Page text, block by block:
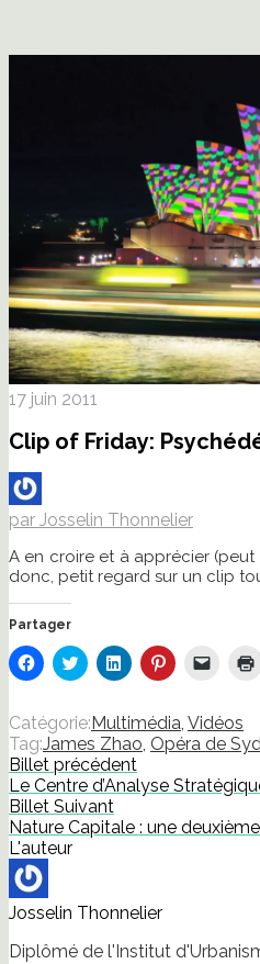
17 juin 2011
Clip of Friday:
par Josselin Thonnelier
A en croire et à apprécier
donc, petit regard sur un clip
Partager
Cliquez
pour
Facebook(ouvre
dans
une
nouvelle
fenêtre)
Cliquez
pour
Twitter(ouvre
dans
une
nouvelle
fenêtre)
Cliquez
pour
LinkedIn(ouvre
dans
une
nouvelle
fenêtre)
Cliquez
pour
Pinterest(ouvre
dans
une
fenêtre)
Cliquer
pour
lien
par
e-
à
un
dans
une
Catégorie: Multimédia, Vidéos
Tag:James Zhao, Opéra de
Billet précédent
Le Centre d’Analyse
Billet Suivant
Nature Capitale : une
L'auteur
Josselin Thonnelier
Diplômé de l'Institut